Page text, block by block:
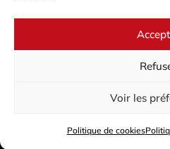
Voir les
Politique de cookies
2022 – 2025 I Grand’Angle 6.2